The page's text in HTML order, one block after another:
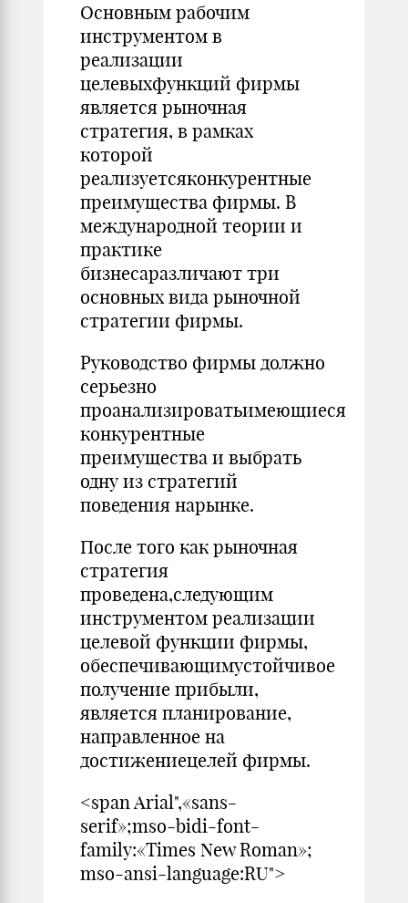
Основным рабочим
инструментом в
реализации
целевыхфункций фирмы
является рыночная
стратегия, в рамках
которой
реализуетсяконкурентные
преимущества фирмы. В
международной теории и
практике
бизнесаразличают три
основных вида рыночной
стратегии фирмы.
Руководство фирмы должно
серьезно
проанализироватьимеющиеся
конкурентные
преимущества и выбрать
одну из стратегий
поведения нарынке.
После того как рыночная
стратегия
проведена,следующим
инструментом реализации
целевой функции фирмы,
обеспечивающимустойчивое
получение прибыли,
является планирование,
направленное на
достижениецелей фирмы.
<span Arial",«sans-
serif»;mso-bidi-font-
family:«Times New Roman»;
mso-ansi-language:RU">